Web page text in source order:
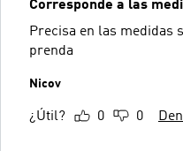
Corresponde a las
Precisa en las medidas
prenda
Nicov
¿Útil? 0 0